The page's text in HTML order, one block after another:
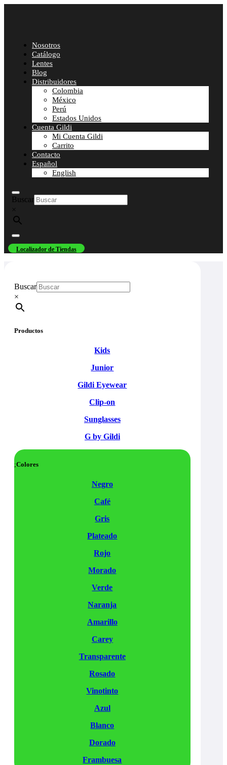
Nosotros
Catálogo
Lentes
Blog
Distribuidores
Colombia
México
Perú
Estados Unidos
Cuenta Gildi
Mi Cuenta Gildi
Carrito
Contacto
Español
English
Buscar
×
Localizador de Tiendas
Buscar
×
Productos
Kids
Junior
Gildi Eyewear
Clip-on
Sunglasses
G by Gildi
Colores
Negro
Café
Gris
Plateado
Rojo
Morado
Verde
Naranja
Amarillo
Carey
Transparente
Rosado
Vinotinto
Azul
Blanco
Dorado
Frambuesa